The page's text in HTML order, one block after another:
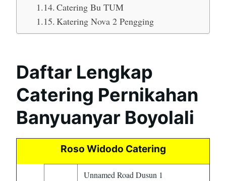
Catering Bu TUM
Katering Nova 2 Pengging
Daftar Lengkap
Catering Pernikahan
Banyuanyar Boyolali
Roso Widodo Catering
Unnamed Road Dusun 1